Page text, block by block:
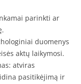
parinkti ar
duomenys
aktų laikymosi.
atviras
pasitikėjimą ir